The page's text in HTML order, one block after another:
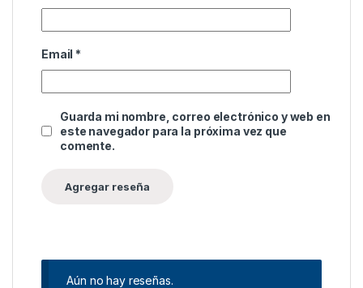
Email *
Guarda mi nombre, correo electrónico y web en
este navegador para la próxima vez que
comente.
Aún no hay reseñas.